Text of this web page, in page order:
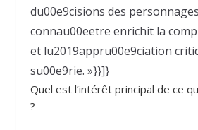
du00e9cisions des
connau00eetre enrichit la
et lu2019appru00e9ciation
su00e9rie. »}}]}
Quel est l’intérêt principal de ce
?